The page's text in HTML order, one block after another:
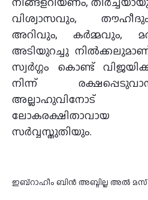
വിശ്വാസവും,
അറിവും, കർമ്മവും,
അടിയുറച്ചു
സ്വർഗ്ഗം കൊണ്ട്
നിന്ന്
അല്ലാഹുവിനോട്
ലോകരക്ഷിതാവായ
സർവ്വസ്തുതിയും.